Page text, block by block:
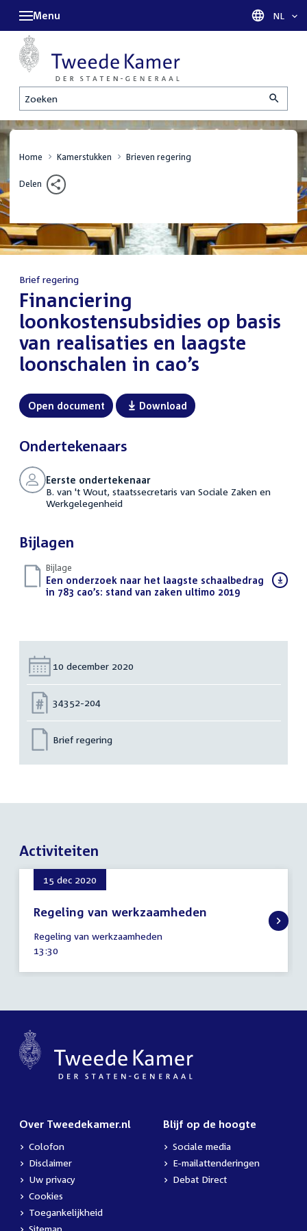
Zoeken
Menu Taal
NL
Home Kamerstukken Brieven regering
Delen
Brief regering
:Financiering
loonkostensubsidies op basis
van realisaties en laagste
loonschalen in cao’s
Open document Download
Ondertekenaars
Eerste ondertekenaar
B. van 't Wout, staatssecretaris van Sociale Zaken en
Werkgelegenheid
Bijlagen
Bijlage
Download
bestand:
Een onderzoek naar het laagste schaalbedrag
in 783 cao’s: stand van zaken ultimo 2019(PDF)
Datum:
10 december 2020
Nummer:
34352-204
Brief regering
Activiteiten
15 dec 2020
Regeling van werkzaamheden
december
2020
Regeling van werkzaamheden
Tijd
13:30
Over Tweedekamer.nl
Colofon
Disclaimer
Uw privacy
Cookies
Toegankelijkheid
Blijf op de hoogte
Sociale media
E-mailattenderingen
Debat Direct